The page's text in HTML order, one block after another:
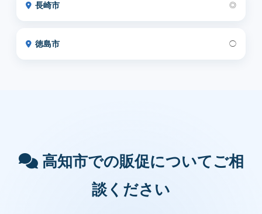
長崎市 ◎
徳島市 ◯
高知市での販促についてご相
談ください